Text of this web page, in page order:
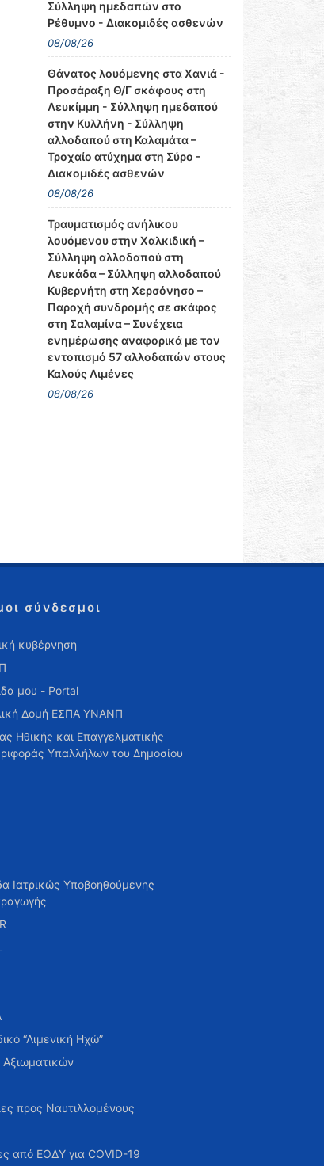
Σύλληψη ημεδαπών στο
Ρέθυμνο - Διακομιδές ασθενών
08/08/26
Θάνατος λουόμενης στα Χανιά -
Προσάραξη Θ/Γ σκάφους στη
Λευκίμμη - Σύλληψη ημεδαπού
στην Κυλλήνη - Σύλληψη
αλλοδαπού στη Καλαμάτα –
Τροχαίο ατύχημα στη Σύρο -
Διακομιδές ασθενών
08/08/26
Τραυματισμός ανήλικου
λουόμενου στην Χαλκιδική –
Σύλληψη αλλοδαπού στη
Λευκάδα – Σύλληψη αλλοδαπού
Κυβερνήτη στη Χερσόνησο –
Παροχή συνδρομής σε σκάφος
στη Σαλαμίνα – Συνέχεια
ενημέρωσης αναφορικά με τον
εντοπισμό 57 αλλοδαπών στους
Καλούς Λιμένες
08/08/26
σύνδεσμοι
κυβέρνηση
μου - Portal
Δομή ΕΣΠΑ ΥΝΑΝΠ
Ηθικής και Επαγγελματικής
Υπαλλήλων του Δημοσίου
Ιατρικώς Υποβοηθούμενης
“Λιμενική Ηχώ”
Αξιωματικών
προς Ναυτιλλομένους
από ΕΟΔΥ για COVID-19